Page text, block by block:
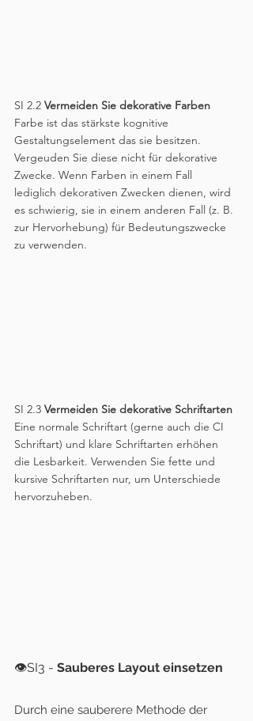
SI 2.2 Vermeiden Sie dekorative Farben
Farbe ist das stärkste kognitive
Gestaltungselement das sie besitzen.
Vergeuden Sie diese nicht für dekorative
Zwecke. Wenn Farben in einem Fall
lediglich dekorativen Zwecken dienen, wird
es schwierig, sie in einem anderen Fall (z. B.
zur Hervorhebung) für Bedeutungszwecke
zu verwenden.
SI 2.3 Vermeiden Sie dekorative Schriftarten
Eine normale Schriftart (gerne auch die CI
Schriftart) und klare Schriftarten erhöhen
die Lesbarkeit. Verwenden Sie fette und
kursive Schriftarten nur, um Unterschiede
hervorzuheben.
👁️SI3 - Sauberes Layout einsetzen
Durch eine sauberere Methode der